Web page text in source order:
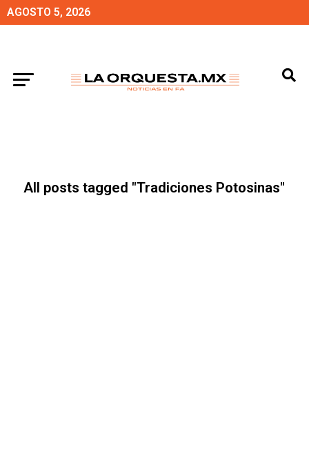
AGOSTO 5, 2026
All posts tagged "Tradiciones Potosinas"